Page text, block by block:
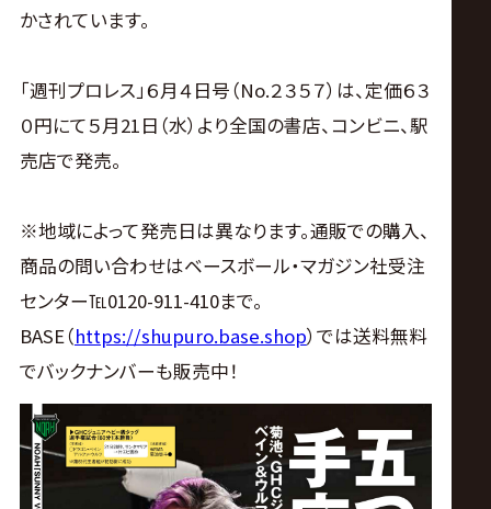
かされています。
「週刊プロレス」６月４日号（No.２３５７）は、定価６３
０円にて５月21日（水）より全国の書店、コンビニ、駅
売店で発売。
※地域によって発売日は異なります。通販での購入、
商品の問い合わせはベースボール・マガジン社受注
センター℡0120-911-410まで。
BASE（https://shupuro.base.shop）では送料無料
でバックナンバーも販売中！